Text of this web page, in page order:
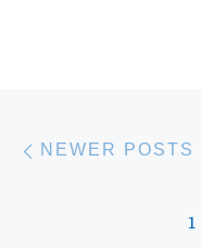
NEWER POSTS
1